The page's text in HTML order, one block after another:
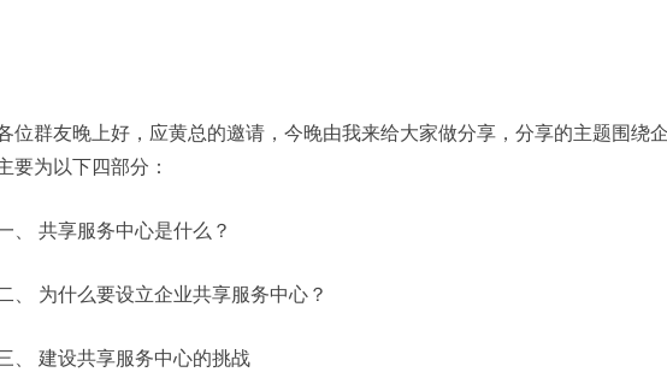
位群友晚上好，应黄总的邀请，今晚由我来给大家做分享，分享的主题围绕
要为以下四部分：
、 共享服务中心是什么？
、 为什么要设立企业共享服务中心？
、 建设共享服务中心的挑战